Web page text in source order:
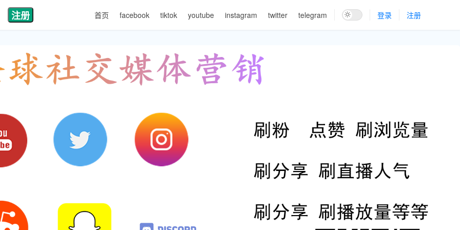
注册 首页 facebook tiktok youtube instagram twitter telegram 登录 注册